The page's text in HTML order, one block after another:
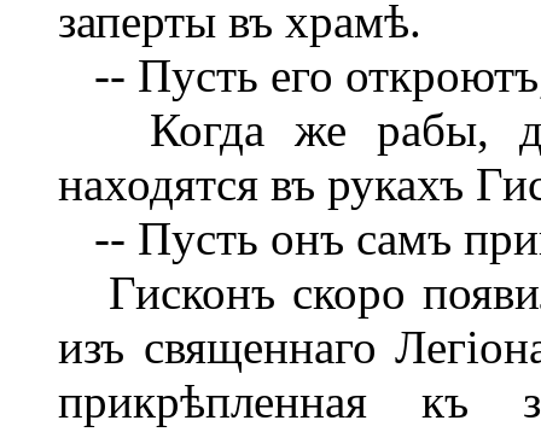
заперты въ храмѣ.
-- Пусть его
Когда же рабы,
находятся въ рукахъ
-- Пусть онъ самъ
Гисконъ скоро
изъ священнаго
прикрѣпленная къ